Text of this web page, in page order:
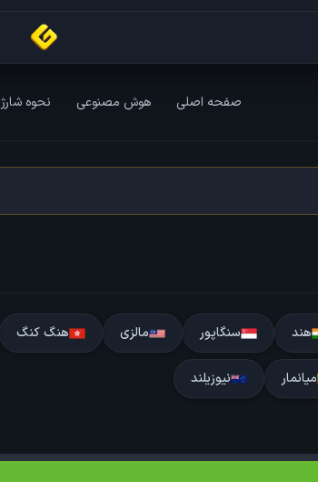
صفحه اصلی هوش مصنوعی نحوه شارژ
هند سنگاپور مالزی هنگ کنگ
میانمار نیوزیلند